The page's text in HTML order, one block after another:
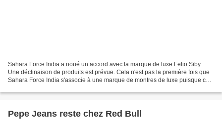
Sahara Force India a noué un accord avec la marque de luxe Felio Siby.
Une déclinaison de produits est prévue. Cela n'est pas la première fois que
Sahara Force India s'associe à une marque de montres de luxe puisque cela
Pepe Jeans reste chez Red Bull